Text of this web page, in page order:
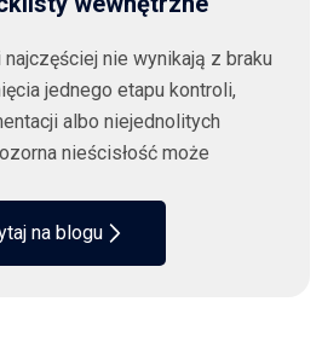
nie wynikają z braku
jednego etapu kontroli,
albo niejednolitych
nieścisłość może
na blogu